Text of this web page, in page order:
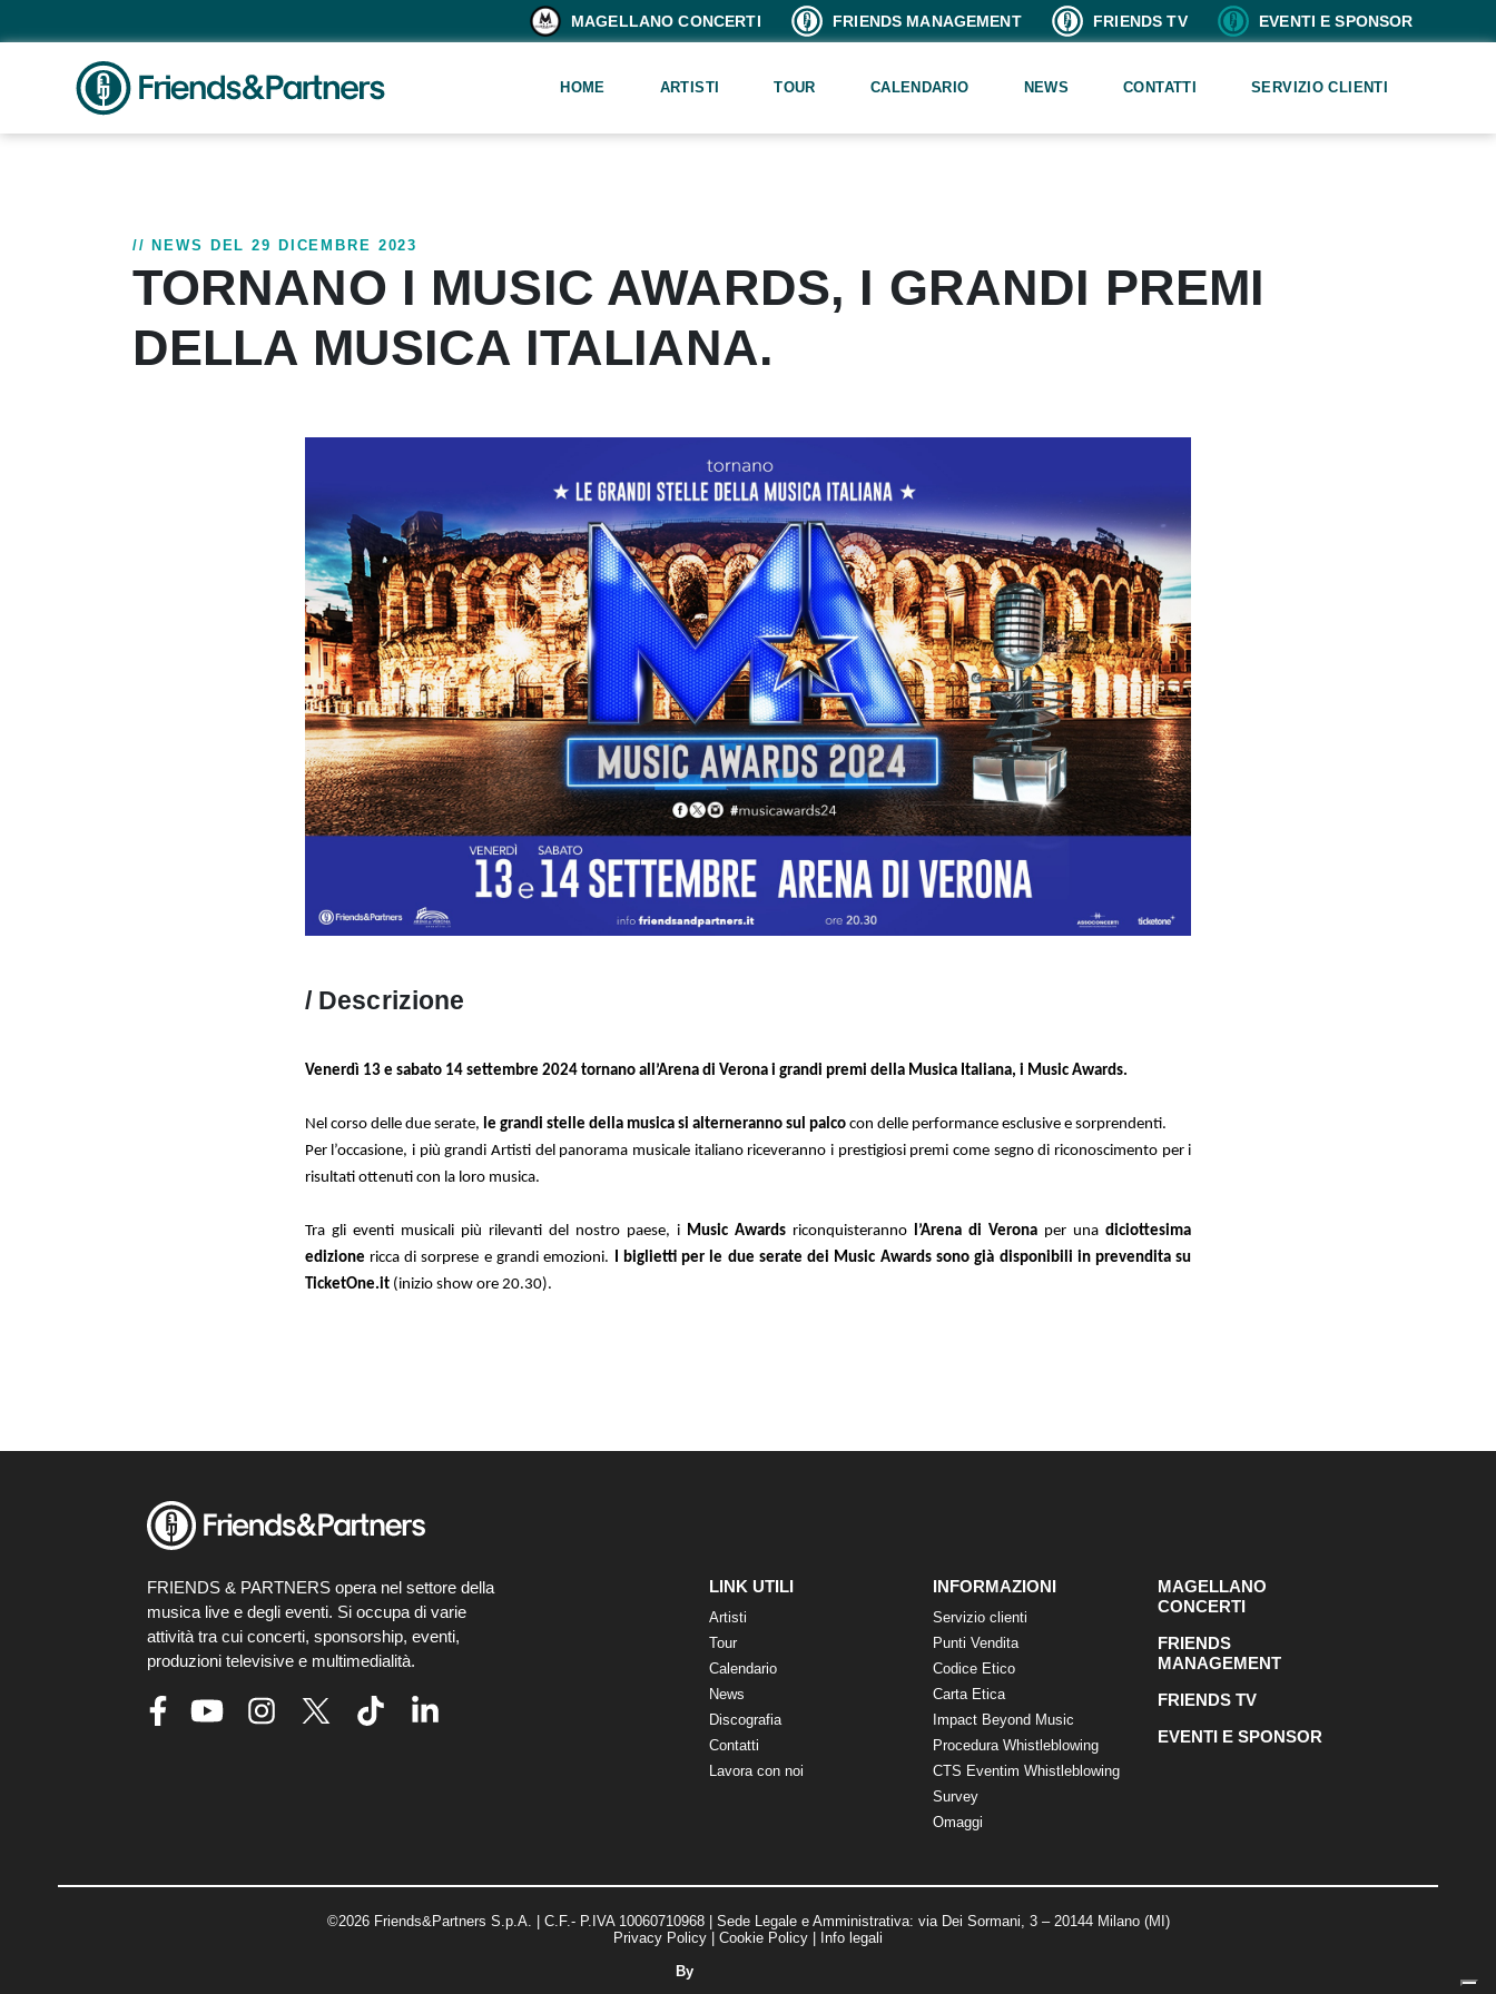
MAGELLANO CONCERTI FRIENDS MANAGEMENT FRIENDS TV EVENTI E SPONSOR
HOME ARTISTI TOUR CALENDARIO NEWS CONTATTI SERVIZIO CLIENTI
// NEWS DEL 29 DICEMBRE 2023
TORNANO I MUSIC AWARDS, I GRANDI PREMI
DELLA MUSICA ITALIANA.
/ Descrizione
Venerdì 13 e sabato 14 settembre 2024 tornano all’Arena di Verona i grandi premi della Musica Italiana, i Music Awards.
Nel corso delle due serate, le grandi stelle della musica si alterneranno sul palcocon delle performance esclusive e sorprendenti.
Per l’occasione, i più grandi Artisti del panorama musicale italiano riceveranno i prestigiosi premi come segno di riconoscimento per i
risultati ottenuti con la loro musica.
Tra gli eventi musicali più rilevanti del nostro paese, i Music Awards riconquisteranno l’Arena di Verona per unadiciottesima
edizione ricca di sorprese e grandi emozioni. I biglietti per le due serate dei Music Awards sono già disponibili in prevendita su
TicketOne.it (inizio show ore 20.30).
FRIENDS & PARTNERS opera nel settore della
musica live e degli eventi. Si occupa di varie
attività tra cui concerti, sponsorship, eventi,
produzioni televisive e multimedialità.
LINK UTILI
Artisti
Tour
Calendario
News
Discografia
Contatti
Lavora con noi
INFORMAZIONI
Servizio clienti
Punti Vendita
Codice Etico
Carta Etica
Impact Beyond Music
Procedura Whistleblowing
CTS Eventim Whistleblowing
Survey
Omaggi
MAGELLANO
CONCERTI
FRIENDS
MANAGEMENT
FRIENDS TV
EVENTI E SPONSOR
©2026 Friends&Partners S.p.A. | C.F.- P.IVA 10060710968 | Sede Legale e Amministrativa: via Dei Sormani, 3 – 20144 Milano (MI)
Privacy Policy
Cookie Policy
Info legali
By